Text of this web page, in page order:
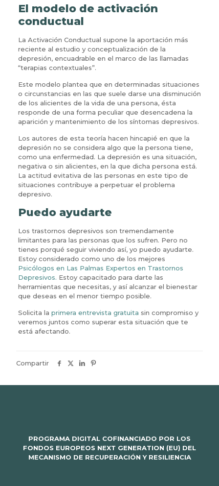
El modelo de activación
conductual
La Activación Conductual supone la aportación más
reciente al estudio y conceptualización de la
depresión, encuadrable en el marco de las llamadas
“terapias contextuales”.
Este modelo plantea que en determinadas situaciones
o circunstancias en las que suele darse una disminución
de los alicientes de la vida de una persona, ésta
responde de una forma peculiar que desencadena la
aparición y mantenimiento de los síntomas depresivos.
Los autores de esta teoría hacen hincapié en que la
depresión no se considera algo que la persona tiene,
como una enfermedad. La depresión es una situación,
negativa o sin alicientes, en la que dicha persona está.
La actitud evitativa de las personas en este tipo de
situaciones contribuye a perpetuar el problema
depresivo.
Puedo ayudarte
Los trastornos depresivos son tremendamente
limitantes para las personas que los sufren. Pero no
tienes porqué seguir viviendo así, yo puedo ayudarte.
Estoy considerado como uno de los mejores
Psicólogos en Las Palmas Expertos en Trastornos
Depresivos. Estoy capacitado para darte las
herramientas que necesitas, y así alcanzar el bienestar
que deseas en el menor tiempo posible.
Solicita la primera entrevista gratuita sin compromiso y
veremos juntos como superar esta situación que te
está afectando.
Compartir
PROGRAMA DIGITAL COFINANCIADO POR LOS
FONDOS EUROPEOS NEXT GENERATION (EU) DEL
MECANISMO DE RECUPERACIÓN Y RESILIENCIA